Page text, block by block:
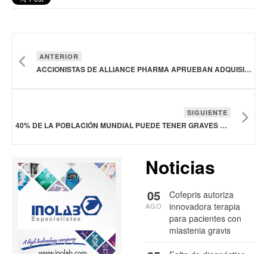
ANTERIOR
ACCIONISTAS DE ALLIANCE PHARMA APRUEBAN ADQUISICIÓN POR AEGROS BIDCO
SIGUIENTE
40% DE LA POBLACIÓN MUNDIAL PUEDE TENER GRAVES CONSECUENCIAS PARA LA SALUD MENTAL Y FÍSICA A CAUSA DE DORMIR MAL
Noticias
Cofepris autoriza
innovadora terapia
para pacientes con
miastenia gravis
05
AGO